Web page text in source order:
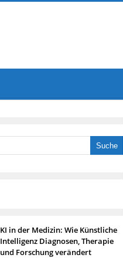
KI in der Medizin: Wie Künstliche
Intelligenz Diagnosen, Therapie
und Forschung verändert